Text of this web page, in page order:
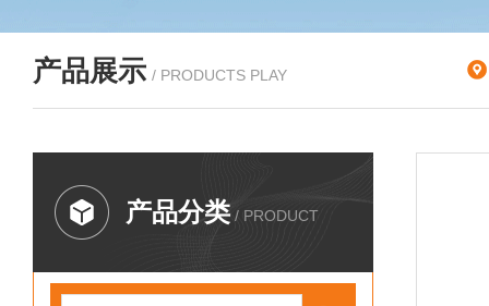
产品展示 / PRODUCTS PLAY
产品分类 / PRODUCT